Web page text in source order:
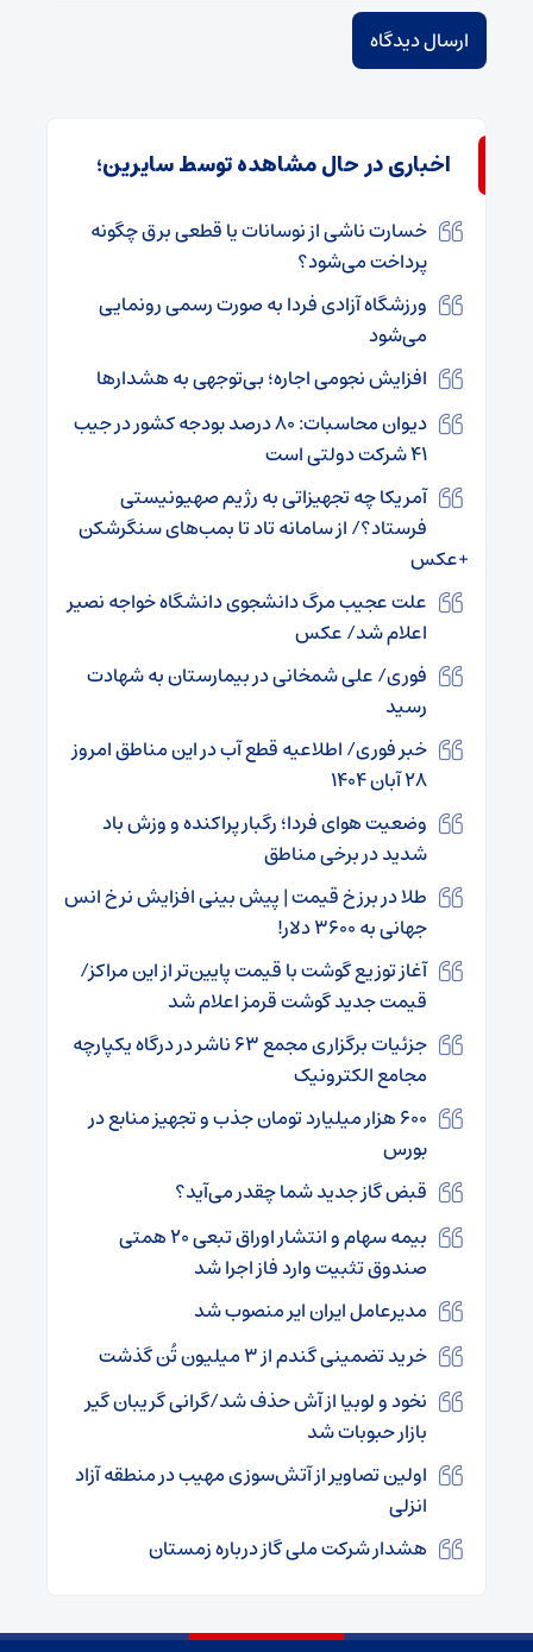
اخباری در حال مشاهده توسط سایرین؛
خسارت ناشی از نوسانات یا قطعی برق چگونه
پرداخت می‌شود؟
ورزشگاه آزادی فردا به صورت رسمی رونمایی
می‌شود
افزایش نجومی اجاره؛ بی‌توجهی به هشدارها
دیوان محاسبات: ۸۰ درصد بودجه کشور در جیب
۴۱ شرکت دولتی است
آمریکا چه تجهیزاتی به رژیم صهیونیستی
فرستاد؟/ از سامانه تاد تا بمب‌های سنگرشکن
+عکس
علت عجیب مرگ دانشجوی دانشگاه خواجه نصیر
اعلام شد/ عکس
فوری/ علی شمخانی در بیمارستان به شهادت
رسید
خبر فوری/ اطلاعیه قطع آب در این مناطق امروز
۲۸ آبان ۱۴۰۴
وضعیت هوای فردا؛ رگبار پراکنده و وزش باد
شدید در برخی مناطق
طلا در برزخ قیمت | پیش بینی افزایش نرخ انس
جهانی به ۳۶۰۰ دلار!
آغاز توزیع گوشت با قیمت پایین‌تر از این مراکز/
قیمت جدید گوشت قرمز اعلام شد
جزئیات برگزاری مجمع ۶۳ ناشر در درگاه یکپارچه
مجامع الکترونیک
۶۰۰ هزار میلیارد تومان جذب و تجهیز منابع در
بورس
قبض گاز جدید شما چقدر می‌آید؟
بیمه سهام و انتشار اوراق تبعی ۲۰ همتی
صندوق تثبیت وارد فاز اجرا شد
مدیرعامل ایران ایر منصوب شد
خرید تضمینی گندم از ۳ میلیون تُن گذشت
نخود و لوبیا از آش حذف شد/گرانی گریبان گیر
بازار حبوبات شد
اولین تصاویر از آتش‌سوزی مهیب در منطقه آزاد
انزلی
هشدار شرکت ملی گاز درباره زمستان